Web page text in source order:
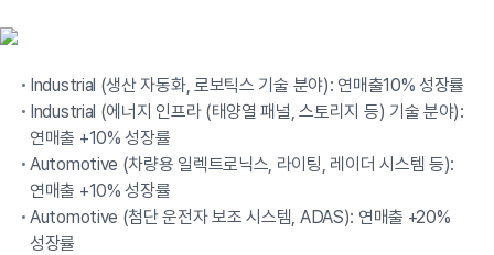
Industrial (생산 자동화, 로보틱스 기술 분야): 연매출10% 성장률
Industrial (에너지 인프라 (태양열 패널, 스토리지 등) 기술 분야):
연매출 +10% 성장률
Automotive (차량용 일렉트로닉스, 라이팅, 레이더 시스템 등):
연매출 +10% 성장률
Automotive (첨단 운전자 보조 시스템, ADAS): 연매출 +20%
성장률